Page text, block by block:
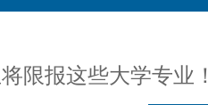
限报这些大学专业！